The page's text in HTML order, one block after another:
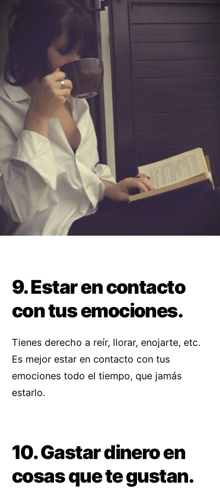
9. Estar en contacto
con tus emociones.
Tienes derecho a reír, llorar, enojarte, etc.
Es mejor estar en contacto con tus
emociones todo el tiempo, que jamás
estarlo.
10. Gastar dinero en
cosas que te gustan.